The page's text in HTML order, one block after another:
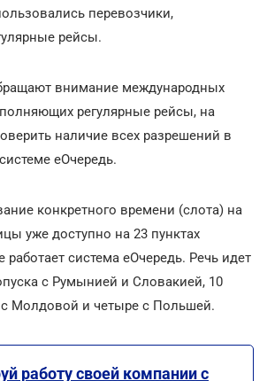
перевозчики,
рейсы.
внимание международных
регулярные рейсы, на
наличие всех разрешений в
еОчередь.
конкретного времени (слота) на
уже доступно на 23 пунктах
работает система еОчередь. Речь идет
с Румынией и Словакией, 10
с Молдовой и четыре с Польшей.
работу своей компании с